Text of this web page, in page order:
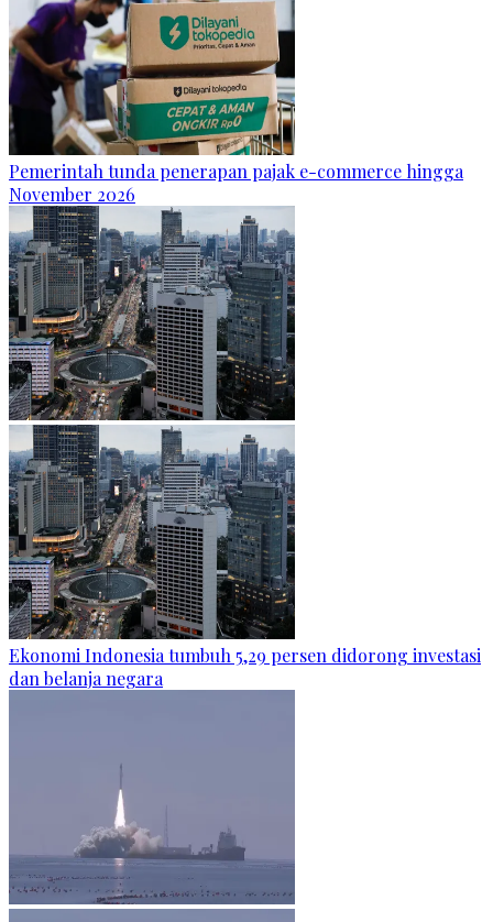
Pemerintah tunda penerapan pajak e-commerce hingga
November 2026
Ekonomi Indonesia tumbuh 5,29 persen didorong investasi
dan belanja negara